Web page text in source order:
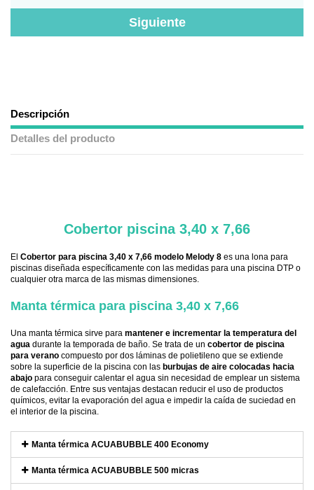
Descripción
Detalles del producto
Cobertor piscina 3,40 x 7,66
El Cobertor para piscina 3,40 x 7,66 modelo Melody 8 es una lona para
piscinas diseñada específicamente con las medidas para una piscina DTP o
cualquier otra marca de las mismas dimensiones.
Manta térmica para piscina 3,40 x 7,66
Una manta térmica sirve para mantener e incrementar la temperatura del
agua durante la temporada de baño. Se trata de un cobertor de piscina
para verano compuesto por dos láminas de polietileno que se extiende
sobre la superficie de la piscina con las burbujas de aire colocadas hacia
abajo para conseguir calentar el agua sin necesidad de emplear un sistema
de calefacción. Entre sus ventajas destacan reducir el uso de productos
químicos, evitar la evaporación del agua e impedir la caída de suciedad en
el interior de la piscina.
Manta térmica ACUABUBBLE 400 Economy
Manta térmica ACUABUBBLE 500 micras